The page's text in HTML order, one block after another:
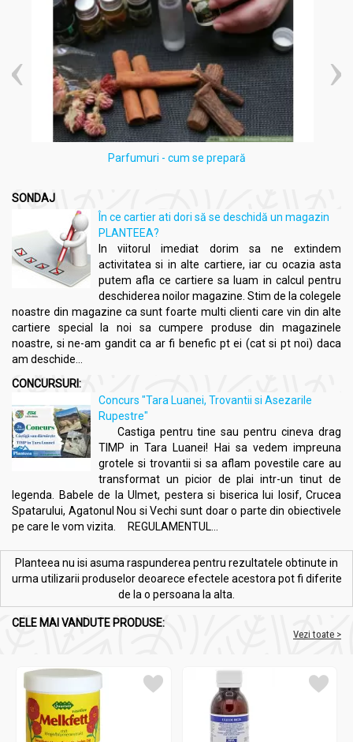
Parfumuri - cum se prepară
SONDAJ
În ce cartier ati dori să se deschidă un magazin
PLANTEEA?
In viitorul imediat dorim sa ne extindem
activitatea si in alte cartiere, iar cu ocazia asta
putem afla ce cartiere sa luam in calcul pentru
deschiderea noilor magazine. Stim de la colegele
noastre din magazine ca sunt foarte multi clienti care vin din alte
cartiere special la noi sa cumpere produse din magazinele
noastre, si ne-am gandit ca ar fi benefic pt ei (cat si pt noi) daca
am deschide...
CONCURSURI:
Concurs "Tara Luanei, Trovantii si Asezarile
Rupestre"
Castiga pentru tine sau pentru cineva drag
TIMP in Tara Luanei! Hai sa vedem impreuna
grotele si trovantii si sa aflam povestile care au
transformat un picior de plai intr-un tinut de
legenda. Babele de la Ulmet, pestera si biserica lui Iosif, Crucea
Spatarului, Agatonul Nou si Vechi sunt doar o parte din obiectivele
pe care le vom vizita. REGULAMENTUL...
Planteea nu isi asuma raspunderea pentru rezultatele obtinute in
urma utilizarii produselor deoarece efectele acestora pot fi diferite
de la o persoana la alta.
CELE MAI VANDUTE PRODUSE:
Vezi toate >